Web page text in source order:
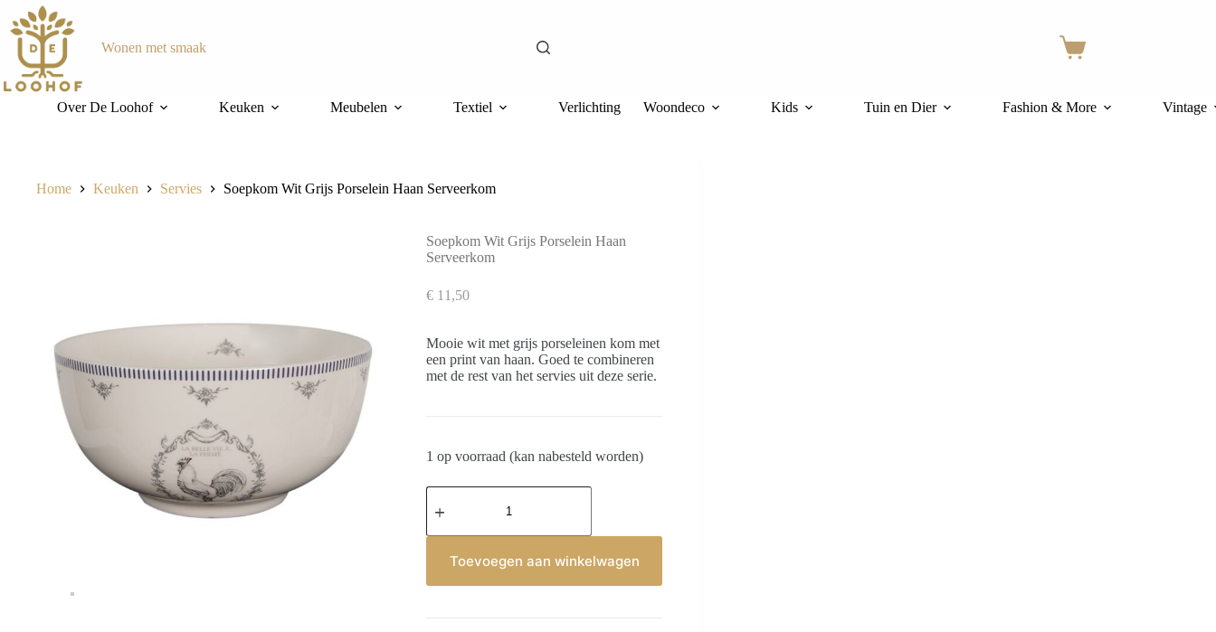
naar
inhoud
Wonen met smaak Winkelwagen
Over De Loohof Keuken Meubelen Textiel Verlichting Woondeco Kids Tuin en Dier Fashion & More Vintage
Home Keuken Servies Soepkom Wit Grijs Porselein Haan Serveerkom
Soepkom Wit Grijs Porselein Haan
Serveerkom
€ 11,50
Mooie wit met grijs porseleinen kom met
een print van haan. Goed te combineren
met de rest van het servies uit deze serie.
1 op voorraad (kan nabesteld worden)
Soepkom
Wit
Porselein
Haan
Serveerkom
aantal
Toevoegen aan winkelwagen